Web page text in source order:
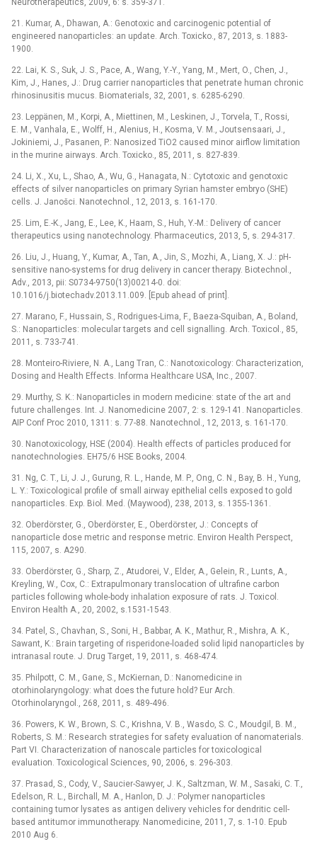
Neurotherapeutics, 2009, 6: s. 359-371.
21. Kumar, A., Dhawan, A.: Genotoxic and carcinogenic potential of
engineered nanoparticles: an update. Arch. Toxicko., 87, 2013, s. 1883-
1900.
22. Lai, K. S., Suk, J. S., Pace, A., Wang, Y.-Y., Yang, M., Mert, O., Chen, J.,
Kim, J., Hanes, J.: Drug carrier nanoparticles that penetrate human chronic
rhinosinusitis mucus. Biomaterials, 32, 2001, s. 6285-6290.
23. Leppänen, M., Korpi, A., Miettinen, M., Leskinen, J., Torvela, T., Rossi,
E. M., Vanhala, E., Wolff, H., Alenius, H., Kosma, V. M., Joutsensaari, J.,
Jokiniemi, J., Pasanen, P.: Nanosized TiO2 caused minor airflow limitation
in the murine airways. Arch. Toxicko., 85, 2011, s. 827-839.
24. Li, X., Xu, L., Shao, A., Wu, G., Hanagata, N.: Cytotoxic and genotoxic
effects of silver nanoparticles on primary Syrian hamster embryo (SHE)
cells. J. Janošci. Nanotechnol., 12, 2013, s. 161-170.
25. Lim, E.-K., Jang, E., Lee, K., Haam, S., Huh, Y.-M.: Delivery of cancer
therapeutics using nanotechnology. Pharmaceutics, 2013, 5, s. 294-317.
26. Liu, J., Huang, Y., Kumar, A., Tan, A., Jin, S., Mozhi, A., Liang, X. J.: pH-
sensitive nano-systems for drug delivery in cancer therapy. Biotechnol.,
Adv., 2013, pii: S0734-9750(13)00214-0. doi:
10.1016/j.biotechadv.2013.11.009. [Epub ahead of print].
27. Marano, F., Hussain, S., Rodrigues-Lima, F., Baeza-Squiban, A., Boland,
S.: Nanoparticles: molecular targets and cell signalling. Arch. Toxicol., 85,
2011, s. 733-741.
28. Monteiro-Riviere, N. A., Lang Tran, C.: Nanotoxicology: Characterization,
Dosing and Health Effects. Informa Healthcare USA, Inc., 2007.
29. Murthy, S. K.: Nanoparticles in modern medicine: state of the art and
future challenges. Int. J. Nanomedicine 2007, 2: s. 129-141. Nanoparticles.
AIP Conf Proc 2010, 1311: s. 77-88. Nanotechnol., 12, 2013, s. 161-170.
30. Nanotoxicology, HSE (2004). Health effects of particles produced for
nanotechnologies. EH75/6 HSE Books, 2004.
31. Ng, C. T., Li, J. J., Gurung, R. L., Hande, M. P., Ong, C. N., Bay, B. H., Yung,
L. Y.: Toxicological profile of small airway epithelial cells exposed to gold
nanoparticles. Exp. Biol. Med. (Maywood), 238, 2013, s. 1355-1361.
32. Oberdörster, G., Oberdörster, E., Oberdörster, J.: Concepts of
nanoparticle dose metric and response metric. Environ Health Perspect,
115, 2007, s. A290.
33. Oberdörster, G., Sharp, Z., Atudorei, V., Elder, A., Gelein, R., Lunts, A.,
Kreyling, W., Cox, C.: Extrapulmonary translocation of ultrafine carbon
particles following whole-body inhalation exposure of rats. J. Toxicol.
Environ Health A., 20, 2002, s.1531-1543.
34. Patel, S., Chavhan, S., Soni, H., Babbar, A. K., Mathur, R., Mishra, A. K.,
Sawant, K.: Brain targeting of risperidone-loaded solid lipid nanoparticles by
intranasal route. J. Drug Target, 19, 2011, s. 468-474.
35. Philpott, C. M., Gane, S., McKiernan, D.: Nanomedicine in
otorhinolaryngology: what does the future hold? Eur Arch.
Otorhinolaryngol., 268, 2011, s. 489-496.
36. Powers, K. W., Brown, S. C., Krishna, V. B., Wasdo, S. C., Moudgil, B. M.,
Roberts, S. M.: Research strategies for safety evaluation of nanomaterials.
Part VI. Characterization of nanoscale particles for toxicological
evaluation. Toxicological Sciences, 90, 2006, s. 296-303.
37. Prasad, S., Cody, V., Saucier-Sawyer, J. K., Saltzman, W. M., Sasaki, C. T.,
Edelson, R. L., Birchall, M. A., Hanlon, D. J.: Polymer nanoparticles
containing tumor lysates as antigen delivery vehicles for dendritic cell-
based antitumor immunotherapy. Nanomedicine, 2011, 7, s. 1-10. Epub
2010 Aug 6.